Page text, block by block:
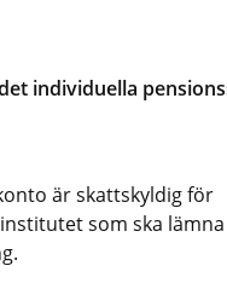
individuella
är skattskyldig för
som ska